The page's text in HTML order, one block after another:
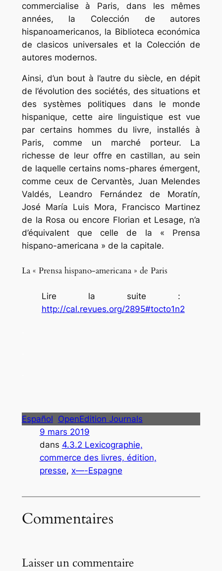
commercialise à Paris, dans les mêmes
années, la Colección de autores
hispanoamericanos, la Biblioteca económica
de clasicos universales et la Colección de
autores modernos.
Ainsi, d’un bout à l’autre du siècle, en dépit
de l’évolution des sociétés, des situations et
des systèmes politiques dans le monde
hispanique, cette aire linguistique est vue
par certains hommes du livre, installés à
Paris, comme un marché porteur. La
richesse de leur offre en castillan, au sein
de laquelle certains noms-phares émergent,
comme ceux de Cervantès, Juan Melendes
Valdés, Leandro Fernández de Moratín,
José María Luis Mora, Francisco Martinez
de la Rosa ou encore Florian et Lesage, n’a
d’équivalent que celle de la « Prensa
hispano-americana » de la capitale.
La « Prensa hispano-americana » de Paris
Lire la suite :
http://cal.revues.org/2895#tocto1n2
Español OpenEdition Journals
9 mars 2019
dans 4.3.2 Lexicographie,
commerce des livres, édition,
presse, x—-Espagne
Commentaires
Laisser un commentaire